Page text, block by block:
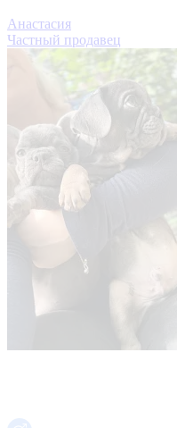
Анастасия
Частный продавец